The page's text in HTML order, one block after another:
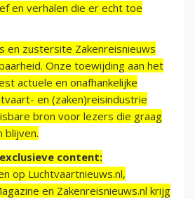
en verhalen die er echt toe
en zustersite Zakenreisnieuws
Onze toewijding aan het
actuele en onafhankelijke
en (zaken)reisindustrie
bron voor lezers die graag
blijven.
content:
op Luchtvaartnieuws.nl,
en Zakenreisnieuws.nl krijg